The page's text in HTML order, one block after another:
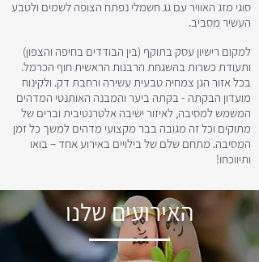
סוגי מזג האוויר עם גג חשמלי נפתח הצופה לשמים ולטבע
העשיר מסביב.
למקום רישיון עסק בתוקף (בין הבודדים בחיפה והצפון)
ותעודת כשרות בהשגחת הרבנות הראשית חוף הכרמל.
בכל אזור הגן צמחיה טבעית עשירה ורחבת דק. ולקינוח
מועדון הבקתה - בקתה ביער והמבנה האותנטי המדהים
המשמש למסיבה, לאיזור ישיבה אלטרנטיבית וברים של
מתוקים וכל זה מגובה בבר מקצועי מדהים למשך כל זמן
המסיבה. מתחם שלם של בילויים באירוע אחד – בואו
ותיווכחו!
האירועים שלנו